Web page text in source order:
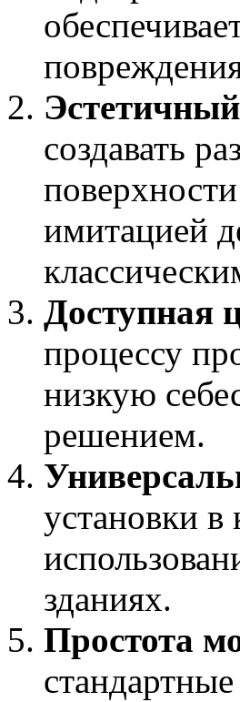
создавать
имитацией
Доступная
процессу
низкую
решением.
установки в
зданиях.
Простота